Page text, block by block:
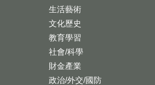
生活藝術
文化歷史
教育學習
社會/科學
財金產業
政治/外交/國防